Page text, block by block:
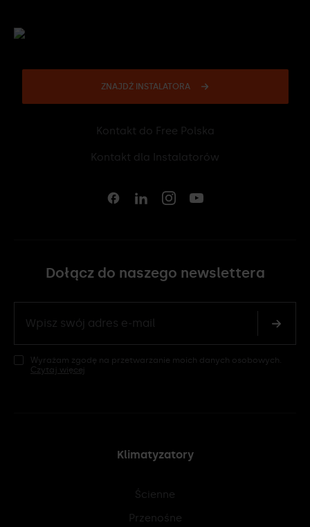
ZNAJDŹ INSTALATORA
Kontakt do Free Polska
Kontakt dla Instalatorów
Dołącz do naszego newslettera
Wyrażam zgodę na przetwarzanie moich danych osobowych.
Czytaj więcej
Klimatyzatory
Ścienne
Przenośne